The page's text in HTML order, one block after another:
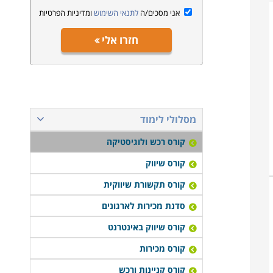
אני מסכים/הלתנאי השימוש ומדיניות הפרטיות
חזרו אלי
מסלולי לימוד
קורס רכש ולוגיסטיקה
קורס שיווק
קורס תקשורת שיווקית
סדנת מכירות לארגונים
קורס שיווק באינטרנט
קורס מכירות
קורס קניינות ורכש